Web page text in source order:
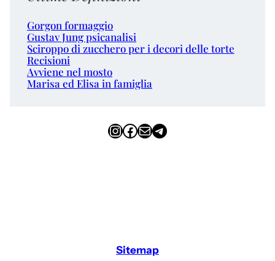
Gorgon formaggio
Gustav Jung psicanalisi
Sciroppo di zucchero per i decori delle torte
Recisioni
Avviene nel mosto
Marisa ed Elisa in famiglia
InstagramFacebook Email Telegram
Sitemap